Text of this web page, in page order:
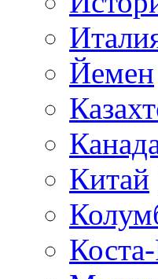
Йемен
Китай